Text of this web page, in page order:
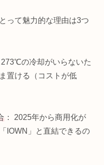
って魅力的な理由は3つ
273℃の冷却がいらないた
置ける（コストが低
： 2025年から商用化が
IOWN」と直結できるの